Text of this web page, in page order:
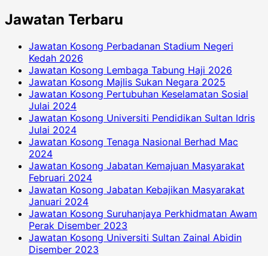
Jawatan Terbaru
Jawatan Kosong Perbadanan Stadium Negeri
Kedah 2026
Jawatan Kosong Lembaga Tabung Haji 2026
Jawatan Kosong Majlis Sukan Negara 2025
Jawatan Kosong Pertubuhan Keselamatan Sosial
Julai 2024
Jawatan Kosong Universiti Pendidikan Sultan Idris
Julai 2024
Jawatan Kosong Tenaga Nasional Berhad Mac
2024
Jawatan Kosong Jabatan Kemajuan Masyarakat
Februari 2024
Jawatan Kosong Jabatan Kebajikan Masyarakat
Januari 2024
Jawatan Kosong Suruhanjaya Perkhidmatan Awam
Perak Disember 2023
Jawatan Kosong Universiti Sultan Zainal Abidin
Disember 2023